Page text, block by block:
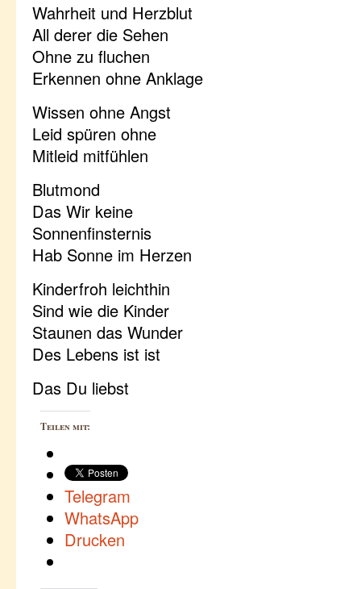
Wahrheit und Herzblut
All derer die Sehen
Ohne zu fluchen
Erkennen ohne Anklage
Wissen ohne Angst
Leid spüren ohne
Mitleid mitfühlen
Blutmond
Das Wir keine
Sonnenfinsternis
Hab Sonne im Herzen
Kinderfroh leichthin
Sind wie die Kinder
Staunen das Wunder
Des Lebens ist ist
Das Du liebst
Teilen mit:
Telegram
WhatsApp
Drucken